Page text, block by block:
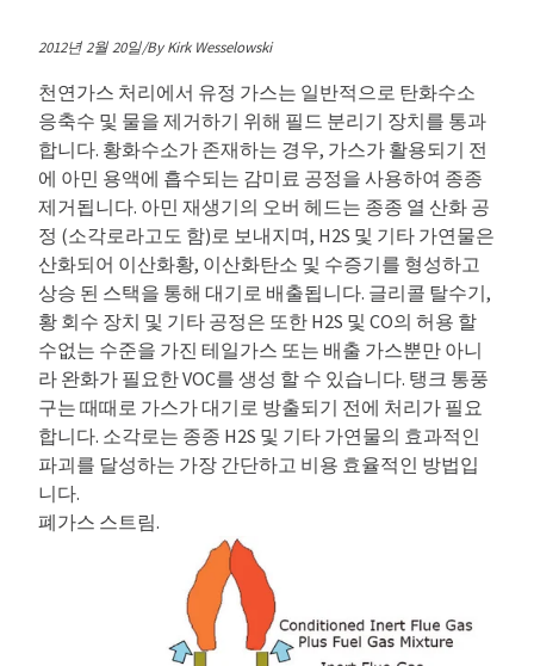
2012년 2월 20일/By Kirk Wesselowski
천연가스 처리에서 유정 가스는 일반적으로 탄화수소
응축수 및 물을 제거하기 위해 필드 분리기 장치를 통과
합니다. 황화수소가 존재하는 경우, 가스가 활용되기 전
에 아민 용액에 흡수되는 감미료 공정을 사용하여 종종
제거됩니다. 아민 재생기의 오버 헤드는 종종 열 산화 공
정 (소각로라고도 함)로 보내지며, H2S 및 기타 가연물은
산화되어 이산화황, 이산화탄소 및 수증기를 형성하고
상승 된 스택을 통해 대기로 배출됩니다. 글리콜 탈수기,
황 회수 장치 및 기타 공정은 또한 H2S 및 CO의 허용 할
수없는 수준을 가진 테일가스 또는 배출 가스뿐만 아니
라 완화가 필요한 VOC를 생성 할 수 있습니다. 탱크 통풍
구는 때때로 가스가 대기로 방출되기 전에 처리가 필요
합니다. 소각로는 종종 H2S 및 기타 가연물의 효과적인
파괴를 달성하는 가장 간단하고 비용 효율적인 방법입
니다.
폐가스 스트림.